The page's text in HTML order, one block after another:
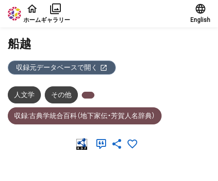
本文に飛ぶ
ホームギャラリー English
船越
収録元データベースで開く
人文学 その他
収録:古典学統合百科（地下家伝・芳賀人名辞典）